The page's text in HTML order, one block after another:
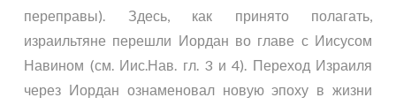
переправы). Здесь, как принято полагать,
израильтяне перешли Иордан во главе с Иисусом
Навином (см. Иис.Нав. гл. 3 и 4). Переход Израиля
через Иордан ознаменовал новую эпоху в жизни